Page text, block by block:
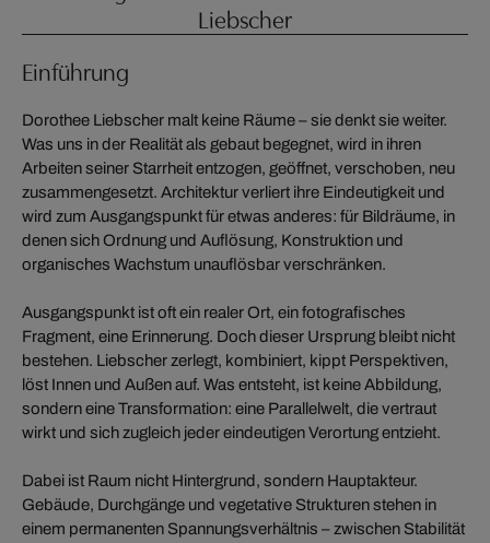
Liebscher
Einführung
Dorothee Liebscher malt keine Räume – sie denkt sie weiter.
Was uns in der Realität als gebaut begegnet, wird in ihren
Arbeiten seiner Starrheit entzogen, geöffnet, verschoben, neu
zusammengesetzt. Architektur verliert ihre Eindeutigkeit und
wird zum Ausgangspunkt für etwas anderes: für Bildräume, in
denen sich Ordnung und Auflösung, Konstruktion und
organisches Wachstum unauflösbar verschränken.
Ausgangspunkt ist oft ein realer Ort, ein fotografisches
Fragment, eine Erinnerung. Doch dieser Ursprung bleibt nicht
bestehen. Liebscher zerlegt, kombiniert, kippt Perspektiven,
löst Innen und Außen auf. Was entsteht, ist keine Abbildung,
sondern eine Transformation: eine Parallelwelt, die vertraut
wirkt und sich zugleich jeder eindeutigen Verortung entzieht.
Dabei ist Raum nicht Hintergrund, sondern Hauptakteur.
Gebäude, Durchgänge und vegetative Strukturen stehen in
einem permanenten Spannungsverhältnis – zwischen Stabilität